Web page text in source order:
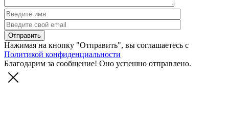
Нажимая на кнопку "Отправить", вы соглашаетесь с
Политикой конфиденциальности
Благодарим за сообщение! Оно успешно отправлено.